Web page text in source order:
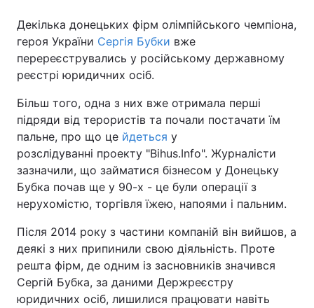
Економіка
Спорт Наука
Техно і зв'язок
Зброя Інциденти
Здоров'я Туризм
Цікавинки Погода
Лонгріди
Відео з Youtube Статті
Декілька донецьких фірм олімпійського чемпіона,
героя України Сергія Бубки вже
перереєструвались у російському державному
реєстрі юридичних осіб.
Більш того, одна з них вже отримала перші
підряди від терористів та почали постачати їм
пальне, про що це йдеться у
розслідуванні проекту "Bihus.Info". Журналісти
зазначили, що займатися бізнесом у Донецьку
Бубка почав ще у 90-х - це були операції з
нерухомістю, торгівля їжею, напоями і пальним.
Після 2014 року з частини компаній він вийшов, а
деякі з них припинили свою діяльність. Проте
решта фірм, де одним із засновників значився
Сергій Бубка, за даними Держреєстру
юридичних осіб, лишилися працювати навіть